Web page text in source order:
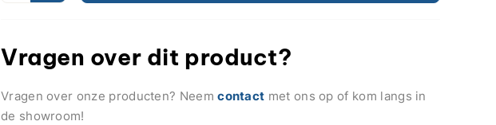
Vragen over dit product?
Vragen over onze producten? Neemcontact met ons op of kom langs in
de showroom!